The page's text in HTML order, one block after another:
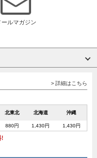
ールマガジン
> 詳細はこちら
北東北 北海道 沖縄
880円 1,430円 1,430円
!